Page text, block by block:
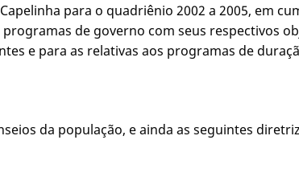
para o quadriênio 2002 a 2005, em
de governo com seus respectivos
e para as relativas aos programas de
da população, e ainda as seguintes